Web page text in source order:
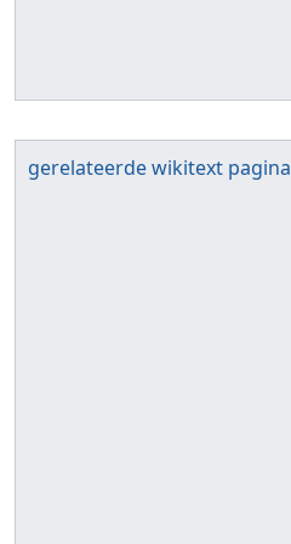
gerelateerde wikitext pagina